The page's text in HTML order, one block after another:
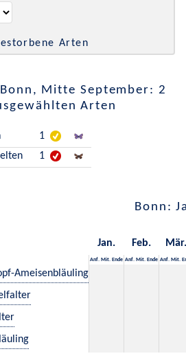
Arten
Mitte September: 2
Arten
1
1
Bonn:
Jan. Feb. Mär.
Anf. Mit. Ende Anf. Mit. Ende Anf. Mit.
Ameisenbläuling